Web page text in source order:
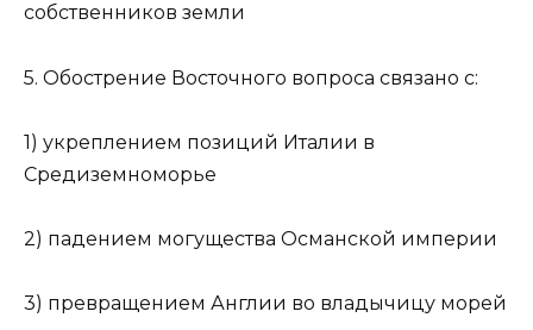
собственников земли
5. Обострение Восточного вопроса связано с:
1) укреплением позиций Италии в
Средиземноморье
2) падением могущества Османской империи
3) превращением Англии во владычицу морей